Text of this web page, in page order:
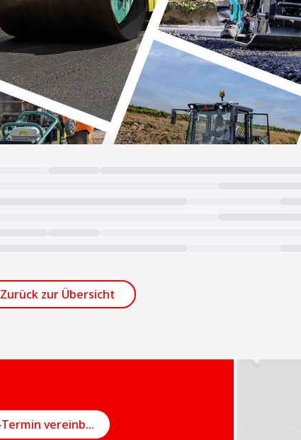
Zurück zur Übersicht
Online-Termin vereinbaren